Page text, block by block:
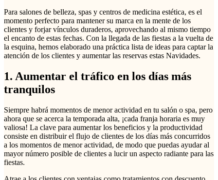
Para salones de belleza, spas y centros de medicina estética, es el
momento perfecto para mantener su marca en la mente de los
clientes y forjar vínculos duraderos, aprovechando al mismo tiempo
el encanto de estas fechas. Con la llegada de las fiestas a la vuelta de
la esquina, hemos elaborado una práctica lista de ideas para captar la
atención de los clientes y aumentar las reservas estas Navidades.
1. Aumentar el tráfico en los días más
tranquilos
Siempre habrá momentos de menor actividad en tu salón o spa, pero
ahora que se acerca la temporada alta, ¡cada franja horaria es muy
valiosa! La clave para aumentar los beneficios y la productividad
consiste en distribuir el flujo de clientes de los días más concurridos
a los momentos de menor actividad, de modo que puedas ayudar al
mayor número posible de clientes a lucir un aspecto radiante para las
fiestas.